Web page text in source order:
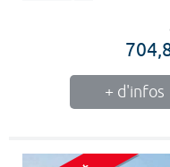
+ d'infos